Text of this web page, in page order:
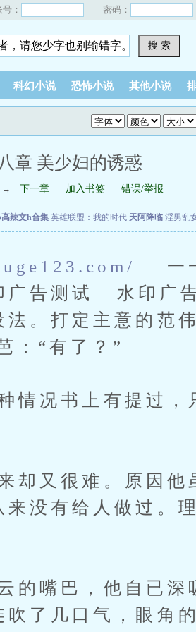
号： 密码：
搜 索
科幻小说 恐怖小说 其他小说
章 美少妇的诱惑
→ 下一章 加入书签 错误/举报
辣文h合集 英雄联盟：我的时代 天阿降临 淫男乱
一
广告测试 水印广
。打定主意的范
：“有了？”
况书上有提过，
又很难。原因他
没有给人做过。
嘴巴，他自已深
了几口气，眼角